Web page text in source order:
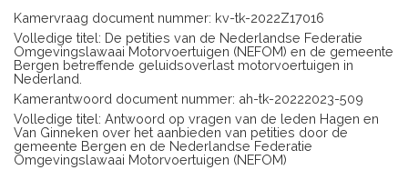
Kamervraag document nummer: kv-tk-2022Z17016
Volledige titel: De petities van de Nederlandse Federatie
Omgevingslawaai Motorvoertuigen (NEFOM) en de gemeente
Bergen betreffende geluidsoverlast motorvoertuigen in
Nederland.
Kamerantwoord document nummer: ah-tk-20222023-509
Volledige titel: Antwoord op vragen van de leden Hagen en
Van Ginneken over het aanbieden van petities door de
gemeente Bergen en de Nederlandse Federatie
Omgevingslawaai Motorvoertuigen (NEFOM)